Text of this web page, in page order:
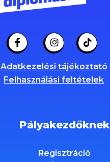
Adatkezelési tájékoztató
Felhasználási feltételek
Pályakezdőknek
Regisztráció